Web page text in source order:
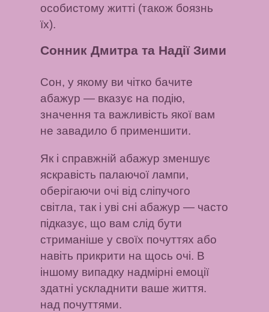
особистому житті (також боязнь
їх).
Сонник Дмитра та Надії Зими
Сон, у якому ви чітко бачите
абажур — вказує на подію,
значення та важливість якої вам
не завадило б применшити.
Як і справжній абажур зменшує
яскравість палаючої лампи,
оберігаючи очі від сліпучого
світла, так і уві сні абажур — часто
підказує, що вам слід бути
стриманіше у своїх почуттях або
навіть прикрити на щось очі. В
іншому випадку надмірні емоції
здатні ускладнити ваше життя.
над почуттями.